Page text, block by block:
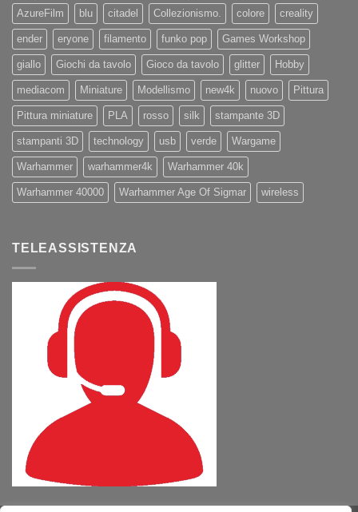
AzureFilm blu citadel Collezionismo. colore creality
ender eryone filamento funko pop Games Workshop
giallo Giochi da tavolo Gioco da tavolo glitter Hobby
mediacom Miniature Modellismo new4k nuovo Pittura
Pittura miniature PLA rosso silk stampante 3D
stampanti 3D technology usb verde Wargame
Warhammer warhammer4k Warhammer 40k
Warhammer 40000 Warhammer Age Of Sigmar wireless
TELEASSISTENZA